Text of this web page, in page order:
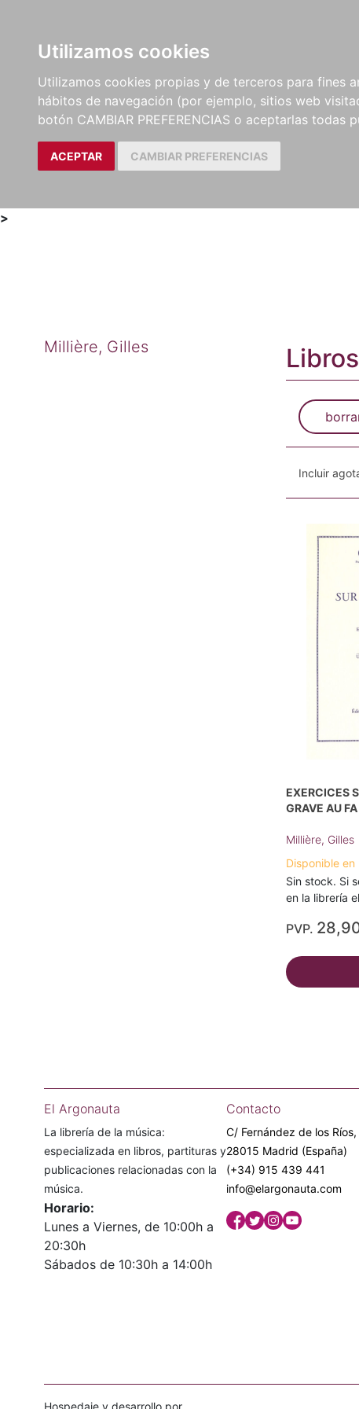
Utilizamos cookies
Utilizamos cookies propias y de terceros para fines
hábitos de navegación (por ejemplo, sitios web
botón CAMBIAR PREFERENCIAS o aceptarlas todas
ACEPTAR CAMBIAR PREFERENCIAS
LIBROS
MÉTODOS Y
EJERCICIOS
PARTITURAS Y EDICIONES
CRÍTICAS
>
Millière, Gilles
Incluir
EXERCICES
GRAVE AU
Millière, Gilles
Disponible en
Sin stock. Si
en la librería
PVP.
El Argonauta
La librería de la música:
especializada en libros, partituras y
publicaciones relacionadas con la
música.
Horario:
Lunes a Viernes, de 10:00h a
20:30h
Sábados de 10:30h a 14:00h
Contacto
C/ Fernández de los
28015 Madrid (España)
(+34) 915 439 441
info@elargonauta.com
Hospedaje y desarrollo por